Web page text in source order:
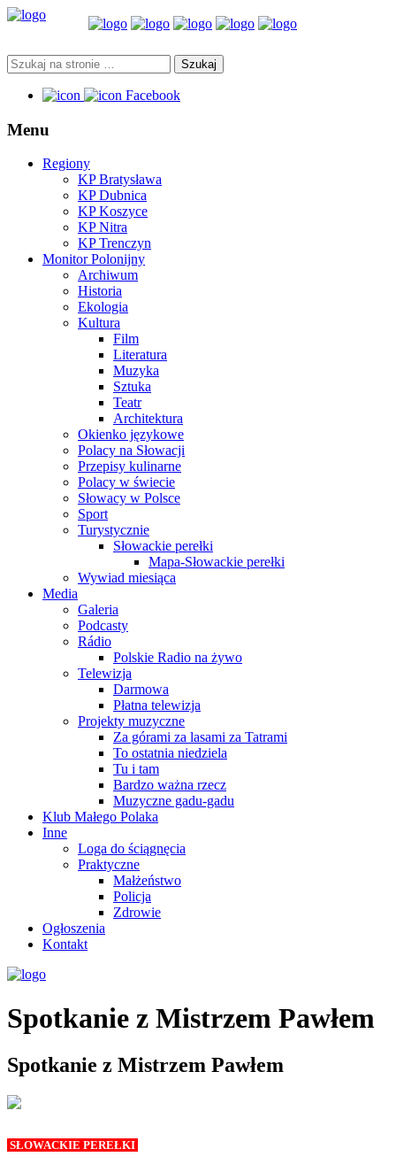
Facebook
Menu
Regiony
KP Bratysława
KP Dubnica
KP Koszyce
KP Nitra
KP Trenczyn
Monitor Polonijny
Archiwum
Historia
Ekologia
Kultura
Film
Literatura
Muzyka
Sztuka
Teatr
Architektura
Okienko językowe
Polacy na Słowacji
Przepisy kulinarne
Polacy w świecie
Słowacy w Polsce
Sport
Turystycznie
Słowackie perełki
Mapa-Słowackie perełki
Wywiad miesiąca
Media
Galeria
Podcasty
Rádio
Polskie Radio na żywo
Telewizja
Darmowa
Płatna telewizja
Projekty muzyczne
Za górami za lasami za Tatrami
To ostatnia niedziela
Tu i tam
Bardzo ważna rzecz
Muzyczne gadu-gadu
Klub Małego Polaka
Inne
Loga do ściągnęcia
Praktyczne
Małżeństwo
Policja
Zdrowie
Ogłoszenia
Kontakt
Spotkanie z Mistrzem Pawłem
Spotkanie z Mistrzem Pawłem
SŁOWACKIE PEREŁKI